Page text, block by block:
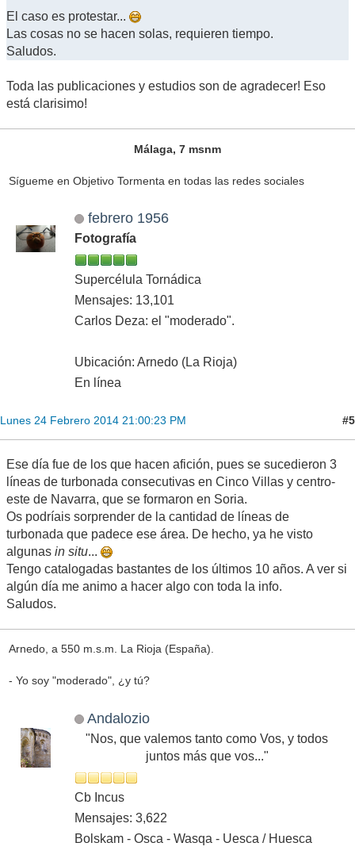
El caso es protestar...
Las cosas no se hacen solas, requieren tiempo.
Saludos.
Toda las publicaciones y estudios son de agradecer! Eso
está clarisimo!
Málaga, 7 msnm
Sígueme en Objetivo Tormenta en todas las redes sociales
febrero 1956
Fotografía
Supercélula Tornádica
Mensajes: 13,101
Carlos Deza: el "moderado".
Ubicación: Arnedo (La Rioja)
En línea
Lunes 24 Febrero 2014 21:00:23 PM #5
Ese día fue de los que hacen afición, pues se sucedieron 3
líneas de turbonada consecutivas en Cinco Villas y centro-
este de Navarra, que se formaron en Soria.
Os podríais sorprender de la cantidad de líneas de
turbonada que padece ese área. De hecho, ya he visto
algunas in situ...
Tengo catalogadas bastantes de los últimos 10 años. A ver si
algún día me animo a hacer algo con toda la info.
Saludos.
Arnedo, a 550 m.s.m. La Rioja (España).
- Yo soy "moderado", ¿y tú?
Andalozio
"Nos, que valemos tanto como Vos, y todos
juntos más que vos..."
Cb Incus
Mensajes: 3,622
Bolskam - Osca - Wasqa - Uesca / Huesca